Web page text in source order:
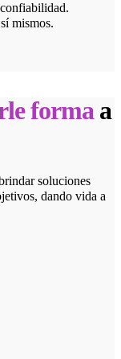
mismos.
forma a
soluciones
dando vida a